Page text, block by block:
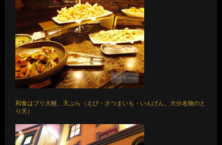
和食はブリ大根、天ぷら（えび・さつまいも・いんげん、大分名物のと
り天）